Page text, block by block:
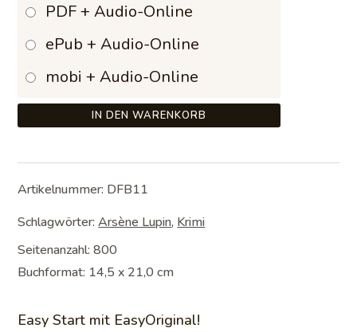
PDF + Audio-Online
ePub + Audio-Online
mobi + Audio-Online
IN DEN WARENKORB
Artikelnummer: DFB11
Schlagwörter:Arsène Lupin, Krimi
Seitenanzahl: 800
Buchformat: 14,5 x 21,0 cm
Easy Start mit EasyOriginal!